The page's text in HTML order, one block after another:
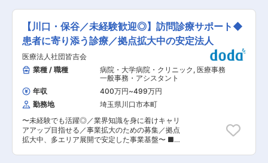
職後は先輩スタッフが丁寧にサポートするため、
医療の知識がない方でも安心してスタートできま
す。 ■組織構成 落ち着いた雰囲気で、相談や意
見交換がしやすい環境です。職場内はチームワー
クを大切にしています。 ・人数 12人 男女比＝
6：4 ・年齢 20代〜（平均年齢40代後半） ★
医療事務未経験者も活躍しています！ ■当院につ
いて 当院は昭和36年創立という歴史の中で精神
科医療と真摯に向き合ってきました。何らかの不
安やストレスを抱えた患者さんに適切なサポート
ができるよう新しい医療を取り入れながら、地域
社会とつながり、患者さんの社会復帰にお役に立
てるよう努力しております。当院は自然の恵みを
まれています。 変更の範囲：会社の定める業務
・保険請求：レセプト作成/集計・公費レセプト作
成・返戻レセプト処理 ・労災保険請求：労災レセ
プト・統括 ・レジ業務：自動精算機対象外の受診
者への対応 ・外線電話対応：診療予約等の患者対
応・関係業者対応 ＜診療科＞ 一般内科・循環器
内科・糖尿病/内分泌内科・消化器内科・呼吸器内
科・泌尿器科・皮膚科・健診センター ＜医療検
査装置＞ 一般レントゲン・マンモグラフィ・
CT・内視鏡・超音波・心電図・ ホルター心電図
＜使用機器＞ ・電子カルテ・医事コンピュータ：
富士通社製 ・院内審査支援システム べてらん君
■組織構成 医事課は2名で構成されております。
■求める人物像 当院での評価は業務達成度と社会
人基礎力の総合評価となっております。 医事課職
員は受付で当院の顔となります。受診者への対応
はもちろんですが、円滑な診療を進行していくた
【川口・保谷／未経験歓迎◎】訪問診療サポート◆
患者に寄り添う診療／拠点拡大中の安定法人
医療法人社団皆吉会
業種 / 職種
病院・大学病院・クリニック , 医療事務
一般事務・アシスタント
年収
400万円~499万円
勤務地
埼玉県川口市本町
〜未経験でも活躍◎／業界知識を身に着けキャリ
アアップ目指せる／事業拡大のための募集／拠点
拡大中、多エリア展開で安定した事業基盤〜 ■業